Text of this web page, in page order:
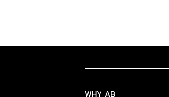
WHY AB